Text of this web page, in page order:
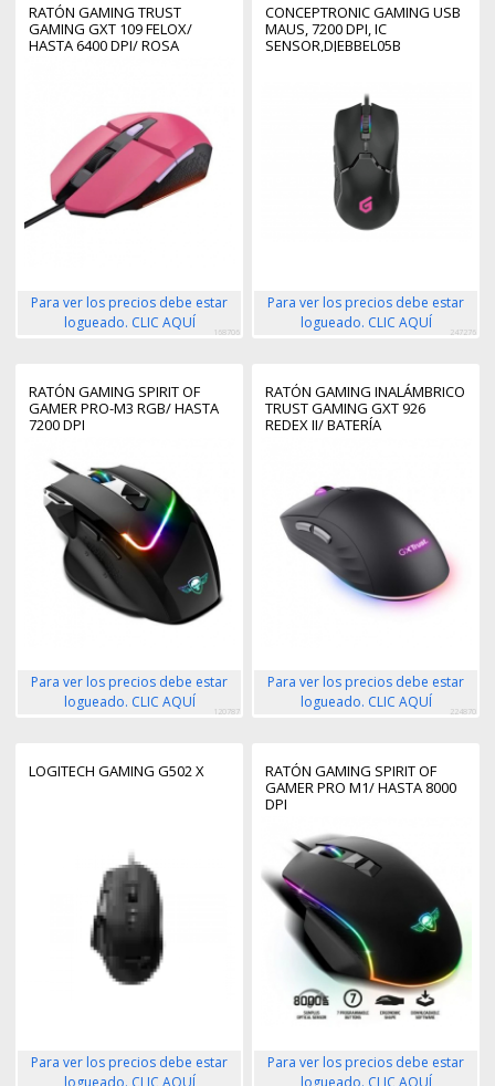
RATÓN GAMING TRUST
GAMING GXT 109 FELOX/
HASTA 6400 DPI/ ROSA
Para ver los precios debe estar
logueado. CLIC AQUÍ
168706
CONCEPTRONIC GAMING USB
MAUS, 7200 DPI, IC
SENSOR,DJEBBEL05B
Para ver los precios debe estar
logueado. CLIC AQUÍ
247276
RATÓN GAMING SPIRIT OF
GAMER PRO-M3 RGB/ HASTA
7200 DPI
Para ver los precios debe estar
logueado. CLIC AQUÍ
120787
RATÓN GAMING INALÁMBRICO
TRUST GAMING GXT 926
REDEX II/ BATERÍA
Para ver los precios debe estar
logueado. CLIC AQUÍ
224870
LOGITECH GAMING G502 X
Para ver los precios debe estar
logueado. CLIC AQUÍ
RATÓN GAMING SPIRIT OF
GAMER PRO M1/ HASTA 8000
DPI
Para ver los precios debe estar
logueado. CLIC AQUÍ